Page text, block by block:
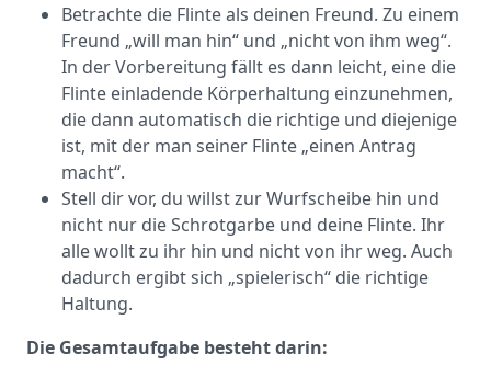
Betrachte die Flinte als deinen Freund. Zu einem
Freund „will man hin“ und „nicht von ihm weg“.
In der Vorbereitung fällt es dann leicht, eine die
Flinte einladende Körperhaltung einzunehmen,
die dann automatisch die richtige und diejenige
ist, mit der man seiner Flinte „einen Antrag
macht“.
Stell dir vor, du willst zur Wurfscheibe hin und
nicht nur die Schrotgarbe und deine Flinte. Ihr
alle wollt zu ihr hin und nicht von ihr weg. Auch
dadurch ergibt sich „spielerisch“ die richtige
Haltung.
Die Gesamtaufgabe besteht darin: